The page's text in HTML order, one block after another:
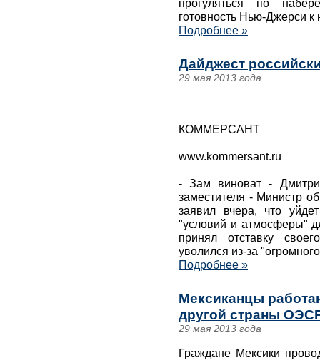
прогуляться по
готовность Нью-Джерси к
Подробнее »
Дайджест
29 мая 2013 года
КОММЕРСАНТ
www.kommersant.ru
- Зам виноват -
заместителя - Министр
заявил вчера, что
"условий и атмосферы"
принял отставку
уволился из-за
Подробнее »
Мексиканцы
другой страны
29 мая 2013 года
Граждане Мексики